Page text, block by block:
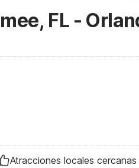
FL -
Atracciones locales cercanas